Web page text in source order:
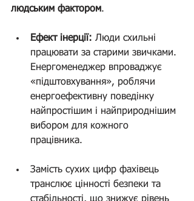
людським фактором.
Ефект інерції: Люди схильні
працювати за старими звичками.
Енергоменеджер впроваджує
«підштовхування», роблячи
енергоефективну поведінку
найпростішим і найприроднішим
вибором для кожного
працівника.
Замість сухих цифр фахівець
транслює цінності безпеки та